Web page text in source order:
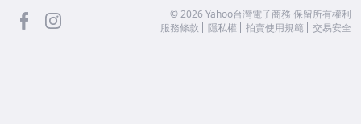
facebook ©2026 Yahoo台灣電子商務 保留所有權利
服務條款
隱私權 拍賣使用規範 交易安全